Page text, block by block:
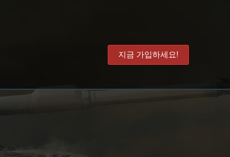
지금 가입하세요!